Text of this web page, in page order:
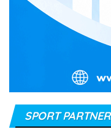
SPORT PARTNER